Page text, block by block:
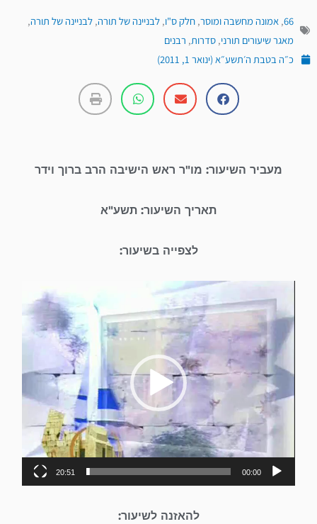
66
, אמונה מחשבה ומוסר, חלק ס"ו, לבניינה של תורה, לבניינה של תורה,
מאגר שיעורים תורני, סדרות, רבנים
כ״ה בטבת ה׳תשע״א (ינואר 1, 2011)
מעביר השיעור: מו"ר ראש הישיבה הרב ברוך וידר
תאריך השיעור: תשע"א
לצפייה בשיעור:
נגן
וידאו
00:00
20:51
להאזנה לשיעור: